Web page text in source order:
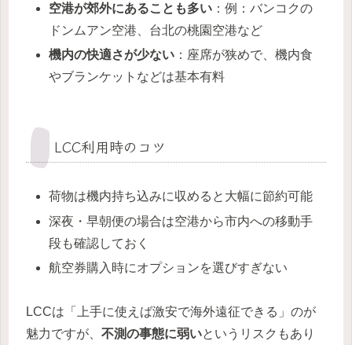
空港が郊外にあることも多い ：例：バンコクの
ドンムアン空港、台北の桃園空港など
機内の快適さが少ない ：座席が狭めで、機内食
やブランケットなどは基本有料
LCC利用時のコツ
荷物は機内持ち込みに収めると大幅に節約可能
深夜・早朝便の場合は空港から市内への移動手
段も確認しておく
航空券購入時にオプションを選びすぎない
LCCは「上手に使えば激安で海外遠征できる」のが
魅力ですが、 不測の事態に弱いというリスクもあり